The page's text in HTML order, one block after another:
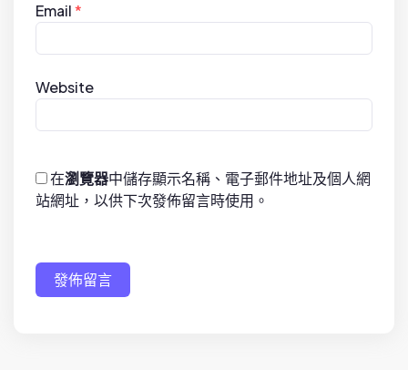
Email*
Website
在瀏覽器中儲存顯示名稱、電子郵件地址及個人網
站網址，以供下次發佈留言時使用。
發佈留言